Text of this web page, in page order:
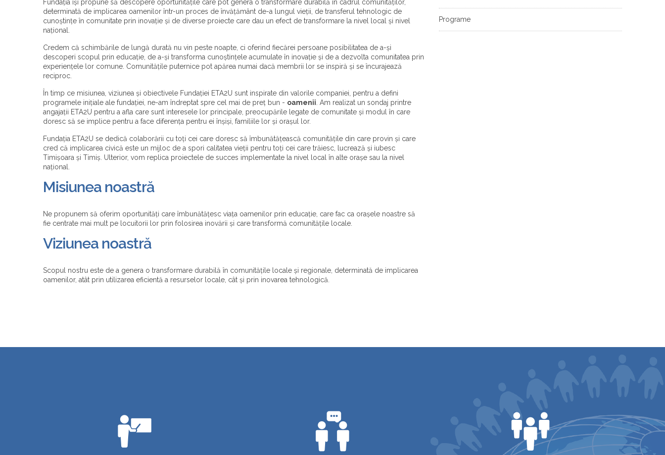
Fundația își propune să descopere oportunitățile care pot genera o transformare durabilă în cadrul comunităților,
determinată de implicarea oamenilor într-un proces de învățământ de-a lungul vieții, de transferul tehnologic de
cunoștințe în comunitate prin inovație și de diverse proiecte care dau un efect de transformare la nivel local și nivel
național.
Credem că schimbările de lungă durată nu vin peste noapte, ci oferind fiecărei persoane posibilitatea de a-și
descoperi scopul prin educație, de a-și transforma cunoștințele acumulate în inovație și de a dezvolta comunitatea prin
experiențele lor comune. Comunitățile puternice pot apărea numai dacă membrii lor se inspiră și se încurajează
reciproc.
În timp ce misiunea, viziunea și obiectivele Fundației ETA2U sunt inspirate din valorile companiei, pentru a defini
programele inițiale ale fundației, ne-am îndreptat spre cel mai de preț bun - oamenii . Am realizat un sondaj printre
angajații ETA2U pentru a afla care sunt interesele lor principale, preocupările legate de comunitate și modul în care
doresc să se implice pentru a face diferența pentru ei înșiși, familiile lor și orașul lor.
Fundația ETA2U se dedică colaborării cu toți cei care doresc să îmbunătățească comunitățile din care provin și care
cred că implicarea civică este un mijloc de a spori calitatea vieții pentru toți cei care trăiesc, lucrează și iubesc
Timișoara și Timiș. Ulterior, vom replica proiectele de succes implementate la nivel local în alte orașe sau la nivel
național.
Misiunea noastră
Ne propunem să oferim oportunități care îmbunătățesc viața oamenilor prin educație, care fac ca orașele noastre să
fie centrate mai mult pe locuitorii lor prin folosirea inovării și care transformă comunitățile locale.
Viziunea noastră
Scopul nostru este de a genera o transformare durabilă în comunitățile locale și regionale, determinată de implicarea
oamenilor, atât prin utilizarea eficientă a resurselor locale, cât și prin inovarea tehnologică.
Programe